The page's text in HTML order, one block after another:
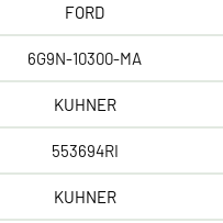
FORD
6G9N-10300-MA
KUHNER
553694RI
KUHNER